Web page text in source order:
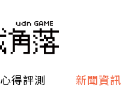
心得評測 新聞資訊